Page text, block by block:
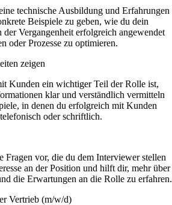
technische Ausbildung und Erfahrungen
Beispiele zu geben, wie du dein
der Vergangenheit erfolgreich angewendet
oder Prozesse zu optimieren.
zeigen
Kunden ein wichtiger Teil der Rolle ist,
klar und verständlich vermitteln
in denen du erfolgreich mit Kunden
oder schriftlich.
Fragen vor, die du dem Interviewer stellen
an der Position und hilft dir, mehr über
die Erwartungen an die Rolle zu erfahren.
Vertrieb (m/w/d)